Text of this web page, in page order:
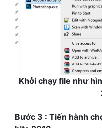
Khởi chạy file như
Bước 3 : Tiến hành